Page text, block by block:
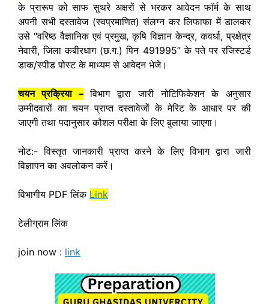
के प्रारूप को साफ सुथरे अक्षरों से भरकर आवेदन फॉर्म के साथ
अपनी सभी दस्तावेज (स्वप्रमाणित) संलग्न कर लिफाफा में डालकर
उसे “वरिष्ठ वैज्ञानिक एवं प्रमुख, कृषि विज्ञान केन्द्र, कवर्धा, प्रक्षेत्र
नेवारी, जिला कबीरधाग (छ.ग.) पिन 491995” के पते पर रजिस्टर्ड
डाक/स्पीड पोस्ट के माध्यम से आवेदन भेजे।
चयन प्रक्रिया –विभाग द्वारा जारी नोटिफिकेशन के अनुसार
उम्मीदवारों का चयन प्राप्त दस्तावेजों के मेरिट के आधार पर की
जाएगी तथा पदानुसार कौशल परीक्षा के लिए बुलाया जाएगा।
नोट:- विस्तृत जानकारी प्राप्त करने के लिए विभाग द्वारा जारी
विज्ञापन का अवलोकन करें।
विभागीय PDF लिंक Link
टेलीग्राम लिंक
join now : link